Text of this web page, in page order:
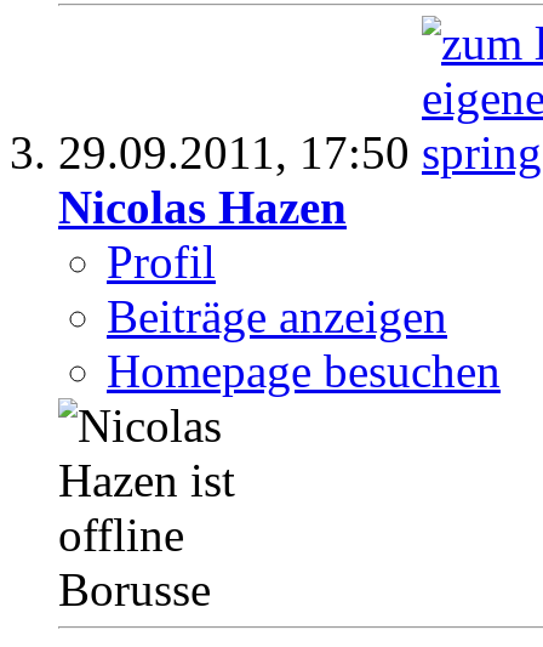
29.09.2011, 17:50
Nicolas Hazen
Profil
Beiträge anzeigen
Homepage besuchen
Borusse